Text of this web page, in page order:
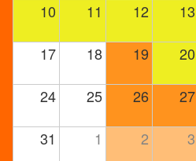
10 11 12 13
17 18 19 20
24 25 26 27
31 1 2 3